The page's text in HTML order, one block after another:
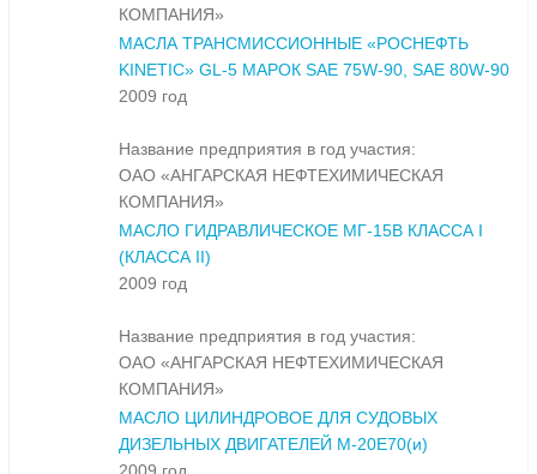
КОМПАНИЯ»
МАСЛА ТРАНСМИССИОННЫЕ «РОСНЕФТЬ
KINETIC» GL-5 МАРОК SAE 75W-90, SAE 80W-90
2009 год
Название предприятия в год участия:
ОАО «АНГАРСКАЯ НЕФТЕХИМИЧЕСКАЯ
КОМПАНИЯ»
МАСЛО ГИДРАВЛИЧЕСКОЕ МГ-15В КЛАССА I
(КЛАССА II)
2009 год
Название предприятия в год участия:
ОАО «АНГАРСКАЯ НЕФТЕХИМИЧЕСКАЯ
КОМПАНИЯ»
МАСЛО ЦИЛИНДРОВОЕ ДЛЯ СУДОВЫХ
ДИЗЕЛЬНЫХ ДВИГАТЕЛЕЙ М-20Е70(и)